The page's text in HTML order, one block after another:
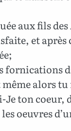
aux fils
et
alors tu
ton coeur,
oeuvres